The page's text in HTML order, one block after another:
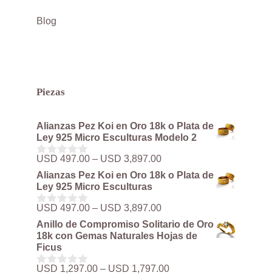
Blog
Piezas
Alianzas Pez Koi en Oro 18k o Plata de
Ley 925 Micro Esculturas Modelo 2
0
d
e
5
USD 497.00 – USD 3,897.00Rango
de
precios:
USD 497.00
USD 3,897.00
Alianzas Pez Koi en Oro 18k o Plata de
Ley 925 Micro Esculturas
0
d
e
5
USD 497.00 – USD 3,897.00Rango
de
precios:
desde
hasta
Anillo de Compromiso Solitario de Oro
18k con Gemas Naturales Hojas de
Ficus
0
USD 1,297.00 – USD 1,797.00Rango